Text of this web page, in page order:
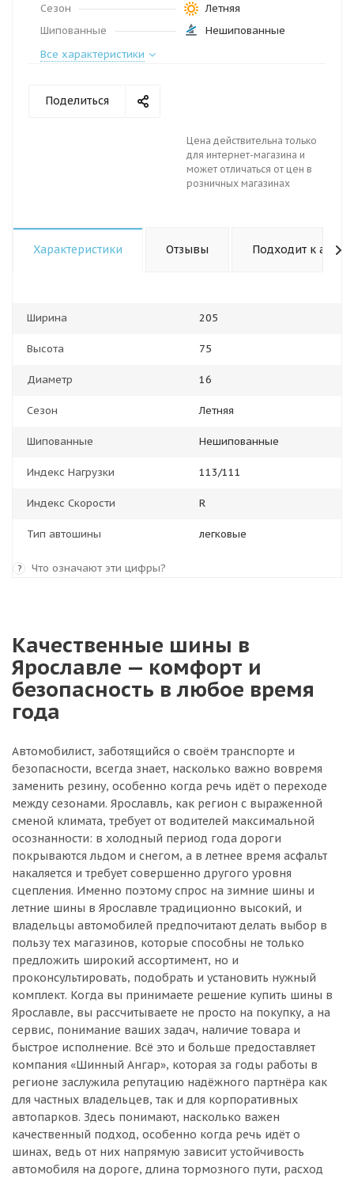
Сезон
Летняя
Шипованные
Нешипованные
Все характеристики
Поделиться
Цена действительна только
для интернет-магазина и
может отличаться от цен в
розничных магазинах
Характеристики Отзывы Подходит к авто
Ширина 205
Высота 75
Диаметр 16
Сезон Летняя
Шипованные Нешипованные
Индекс Нагрузки 113/111
Индекс Скорости R
Тип автошины легковые
? Что означают эти цифры?
Качественные шины в
Ярославле — комфорт и
безопасность в любое время
года
Автомобилист, заботящийся о своём транспорте и
безопасности, всегда знает, насколько важно вовремя
заменить резину, особенно когда речь идёт о переходе
между сезонами. Ярославль, как регион с выраженной
сменой климата, требует от водителей максимальной
осознанности: в холодный период года дороги
покрываются льдом и снегом, а в летнее время асфальт
накаляется и требует совершенно другого уровня
сцепления. Именно поэтому спрос на зимние шины и
летние шины в Ярославле традиционно высокий, и
владельцы автомобилей предпочитают делать выбор в
пользу тех магазинов, которые способны не только
предложить широкий ассортимент, но и
проконсультировать, подобрать и установить нужный
комплект. Когда вы принимаете решение купить шины в
Ярославле, вы рассчитываете не просто на покупку, а на
сервис, понимание ваших задач, наличие товара и
быстрое исполнение. Всё это и больше предоставляет
компания «Шинный Ангар», которая за годы работы в
регионе заслужила репутацию надёжного партнёра как
для частных владельцев, так и для корпоративных
автопарков. Здесь понимают, насколько важен
качественный подход, особенно когда речь идёт о
шинах, ведь от них напрямую зависит устойчивость
автомобиля на дороге, длина тормозного пути, расход